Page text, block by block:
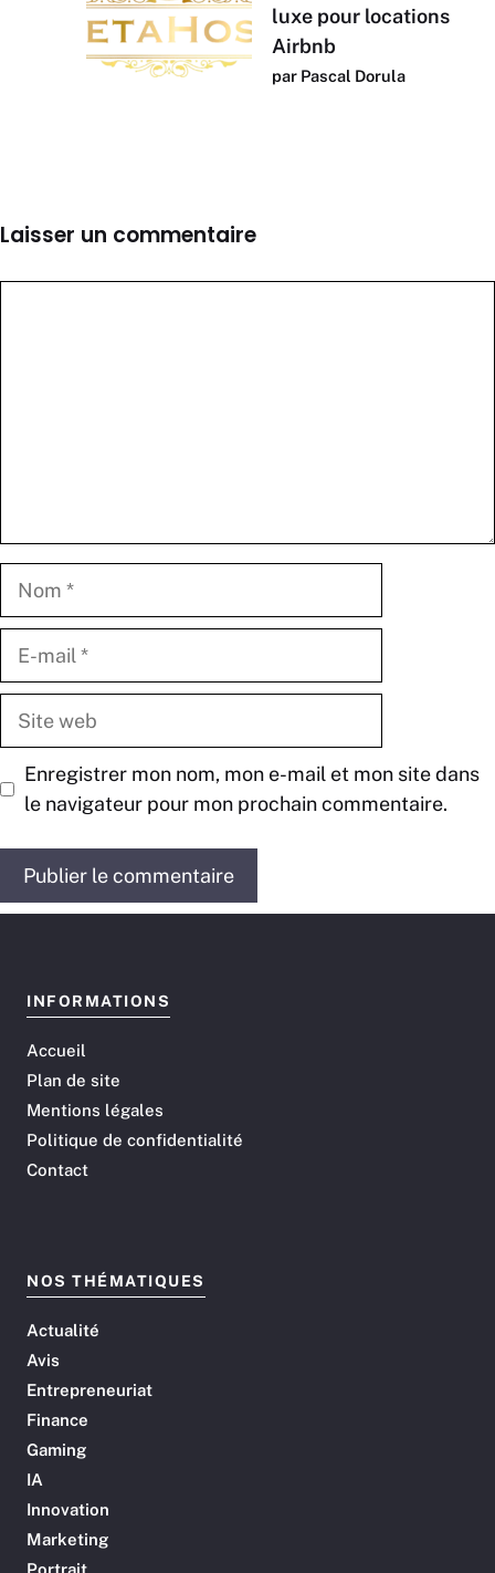
luxe pour locations
Airbnb
par Pascal Dorula
Laisser un commentaire
Nom
Site
Enregistrer mon nom, mon e-mail et mon site dans
le navigateur pour mon prochain commentaire.
INFORMATIONS
Accueil
Plan de site
Mentions légales
Politique de confidentialité
Contact
NOS THÉMATIQUES
Actualité
Avis
Entrepreneuriat
Finance
Gaming
IA
Innovation
Marketing